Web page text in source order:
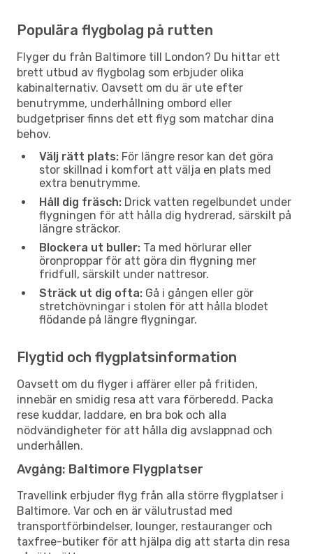
Populära flygbolag på rutten
Flyger du från Baltimore till London? Du hittar ett
brett utbud av flygbolag som erbjuder olika
kabinalternativ. Oavsett om du är ute efter
benutrymme, underhållning ombord eller
budgetpriser finns det ett flyg som matchar dina
behov.
Välj rätt plats: För längre resor kan det göra
stor skillnad i komfort att välja en plats med
extra benutrymme.
Håll dig fräsch: Drick vatten regelbundet under
flygningen för att hålla dig hydrerad, särskilt på
längre sträckor.
Blockera ut buller: Ta med hörlurar eller
öronproppar för att göra din flygning mer
fridfull, särskilt under nattresor.
Sträck ut dig ofta: Gå i gången eller gör
stretchövningar i stolen för att hålla blodet
flödande på längre flygningar.
Flygtid och flygplatsinformation
Oavsett om du flyger i affärer eller på fritiden,
innebär en smidig resa att vara förberedd. Packa
rese kuddar, laddare, en bra bok och alla
nödvändigheter för att hålla dig avslappnad och
underhållen.
Avgång: Baltimore Flygplatser
Travellink erbjuder flyg från alla större flygplatser i
Baltimore. Var och en är välutrustad med
transportförbindelser, lounger, restauranger och
taxfree-butiker för att hjälpa dig att starta din resa